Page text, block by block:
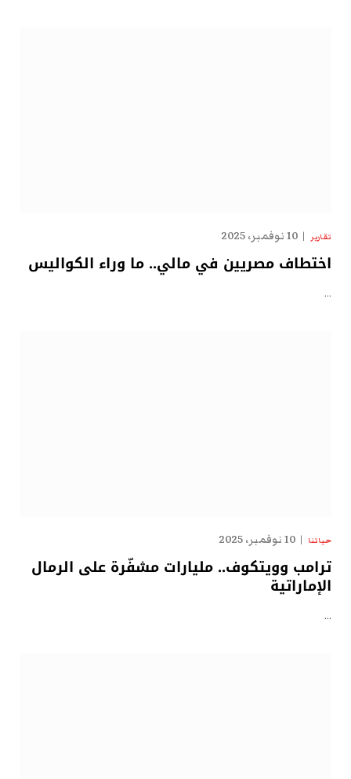
تقارير 10 نوفمبر، 2025
اختطاف مصريين في مالي.. ما وراء الكواليس
…
حياتنا 10 نوفمبر، 2025
ترامب وويتكوف.. مليارات مشفّرة على الرمال
الإماراتية
…